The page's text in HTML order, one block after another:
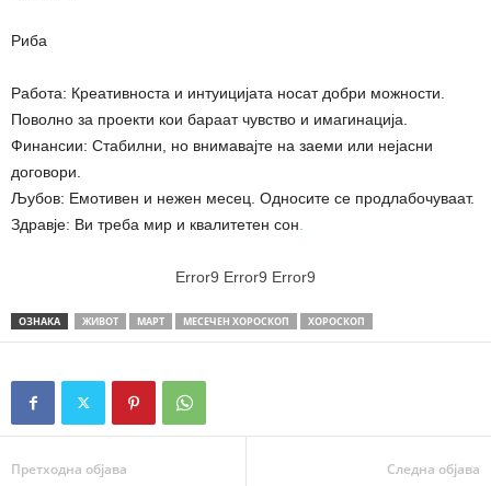
Риба
Работа: Креативноста и интуицијата носат добри можности.
Поволно за проекти кои бараат чувство и имагинација.
Финансии: Стабилни, но внимавајте на заеми или нејасни
договори.
Љубов: Емотивен и нежен месец. Односите се продлабочуваат.
Здравје: Ви треба мир и квалитетен сон
Error9 Error9 Error9
ОЗНАКА ЖИВОТ МАРТ МЕСЕЧЕН ХОРОСКОП ХОРОСКОП
Претходна објава Следна објава